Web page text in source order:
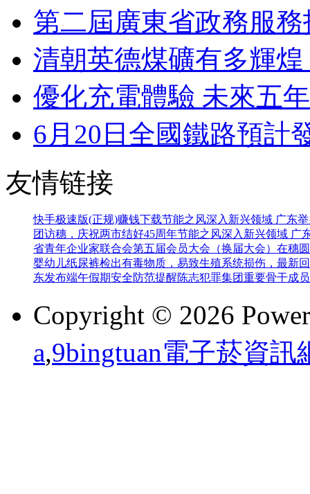
第二屆廣東省政務服
清朝英德煤礦有多輝
優化充電體驗 未來五
6月20日全國鐵路預計
友情链接
快手极速版(正规)赚钱下载节能之风深入新兴领域 广东
团访穗，庆祝两市结好45周年节能之风深入新兴领域 广
省青年企业家联合会第五届会员大会（换届大会）在穗
婴幼儿纸尿裤检出有毒物质，易致生殖系统损伤，最新
东发布端午假期安全防范提醒陈志犯罪集团重要骨干成
Copyright © 2026
a,9bingtuan電子菸資訊